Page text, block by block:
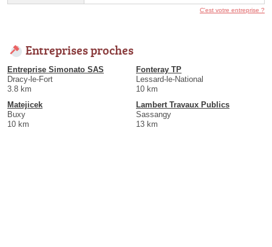
C'est votre entreprise ?
Entreprises proches
Entreprise Simonato SAS
Dracy-le-Fort
3.8 km
Fonteray TP
Lessard-le-National
10 km
Matejicek
Buxy
10 km
Lambert Travaux Publics
Sassangy
13 km